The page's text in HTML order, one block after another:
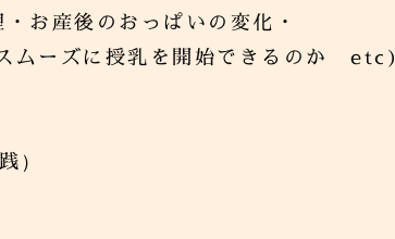
お産後のおっぱいの変化・
ムーズに授乳を開始できるのか etc)
）